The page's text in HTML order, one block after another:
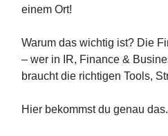
einem Ort!
Warum das wichtig ist? Die
– wer in IR, Finance &
braucht die richtigen Tools,
Hier bekommst du genau das.